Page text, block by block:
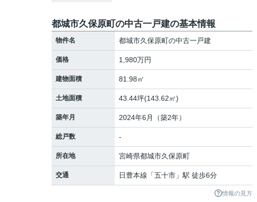
都城市久保原町の中古一戸建の基本情報
物件名 都城市久保原町の中古一戸建
価格 1,980万円
建物面積 81.98㎡
土地面積 43.44坪(143.62㎡)
築年月 2024年6月（築2年）
総戸数 -
所在地 宮崎県都城市久保原町
交通 日豊本線 「五十市 」駅 徒歩6分
情報の見方